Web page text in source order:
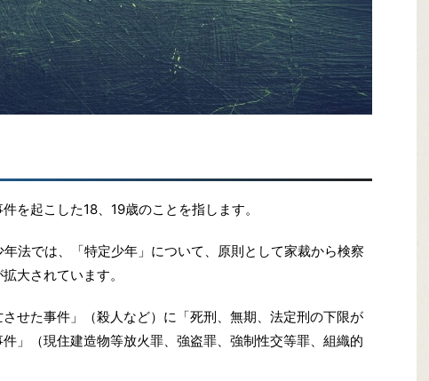
を起こした18、19歳のことを指します。
法では、「特定少年」について、原則として家裁から検察
大されています。
せた事件」（殺人など）に「死刑、無期、法定刑の下限が
」（現住建造物等放火罪、強盗罪、強制性交等罪、組織的